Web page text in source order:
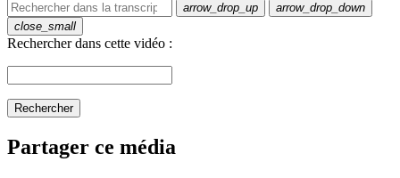
arrow_drop_up
arrow_drop_down
close_small
Rechercher dans cette vidéo :
Rechercher
Partager ce média